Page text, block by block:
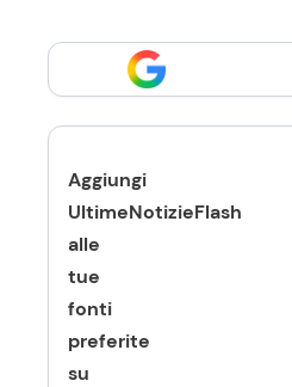
Aggiungi
UltimeNotizieFlash
alle
tue
fonti
preferite
su